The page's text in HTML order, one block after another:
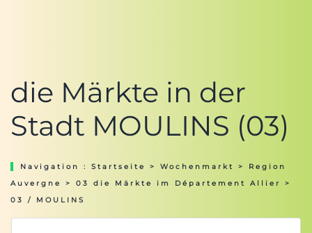
die Märkte in der
Stadt MOULINS (03)
Navigation : Startseite > Wochenmarkt > Region
Auvergne
> 03 die Märkte im Département Allier
>
03 / MOULINS